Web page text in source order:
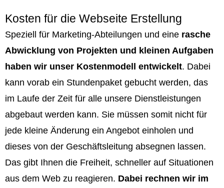
Kosten für die Webseite Erstellung
Speziell für Marketing-Abteilungen und eine rasche
Abwicklung von Projekten und kleinen Aufgaben
haben wir unser Kostenmodell entwickelt. Dabei
kann vorab ein Stundenpaket gebucht werden, das
im Laufe der Zeit für alle unsere Dienstleistungen
abgebaut werden kann. Sie müssen somit nicht für
jede kleine Änderung ein Angebot einholen und
dieses von der Geschäftsleitung absegnen lassen.
Das gibt Ihnen die Freiheit, schneller auf Situationen
aus dem Web zu reagieren. Dabei rechnen wir im